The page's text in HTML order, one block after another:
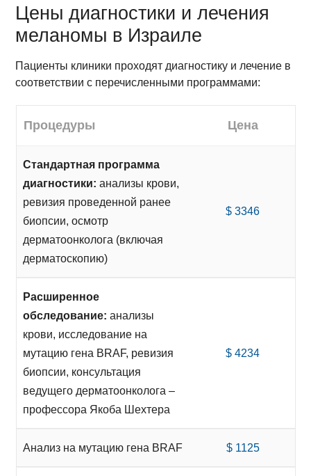
Цены диагностики и лечения
меланомы в Израиле
Пациенты клиники проходят диагностику и лечение в
соответствии с перечисленными программами:
Процедуры Цена
Стандартная программа
диагностики: анализы крови,
ревизия проведенной ранее
биопсии, осмотр
дерматоонколога (включая
дерматоскопию)
$ 3346
Расширенное
обследование: анализы
крови, исследование на
мутацию гена BRAF, ревизия
биопсии, консультация
ведущего дерматоонколога –
профессора Якоба Шехтера
$ 4234
Анализ на мутацию гена BRAF $ 1125